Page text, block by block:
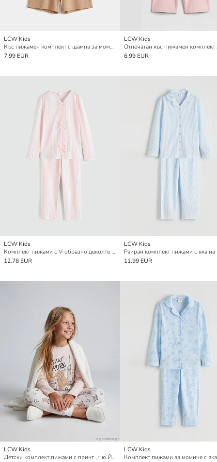
LCW Kids
Къс пижамен комплект с щампа за момичета
7.99 EUR
LCW Kids
6.99 EUR
LCW Kids
Комплект пижами с V-образно деколте за момичета
12.78 EUR
LCW Kids
11.99 EUR
LCW Kids
Детски комплект пижами с принт „Ню Йорк“ и кръгло деколте
LCW Kids